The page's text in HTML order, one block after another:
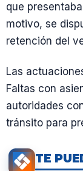
que
motivo, se
retención del
Las
Faltas con
autoridades
tránsito para
TE